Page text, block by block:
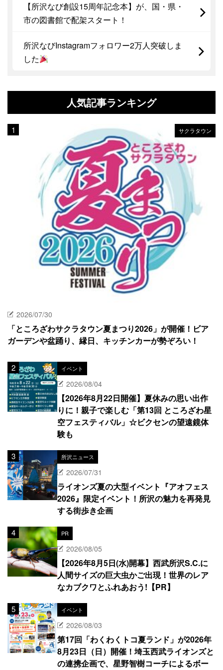
【所沢なび創設15周年記念本】が、国・県・
市の図書館で配架スタート！
所沢なびInstagramフォロワー2万人突破しま
した
人気記事ランキング
サクラタウン
2026/07/30
「ところざわサクラタウン夏まつり2026」が開催！ビア
ガーデンや盆踊り、縁日、キッチンカーが勢ぞろい！
イベント
2026/08/04
【2026年8月22日開催】夏休みの思い出作
りに！親子で楽しむ「第13回 ところざわ星
空フェスティバル」☆ビクセンの望遠鏡体
験も
所沢ニュース
2026/07/31
ライオンズ夏の大型イベント『アオフェス
2026』限定イベント！所沢の魅力を再発見
する街歩き企画
PR
2026/08/05
【2026年8月5日(水)開幕】西武所沢S.C.に
人間サイズの巨大虫かご出現！世界のレア
なカブクワとふれあおう!【PR】
イベント
2026/08/03
第17回「わくわくトコ夏ランド」が2026年
8月23日（日）開催！埼玉西武ライオンズと
の連携企画で、星野智樹コーチによるボー